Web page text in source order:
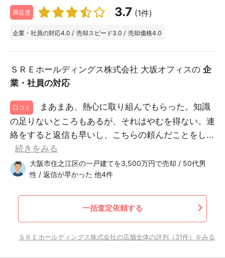
満足度 3.7 (1件)
企業・社員の対応4.0 / 売却スピード3.0 / 売却価格4.0
ＳＲＥホールディングス株式会社 大坂オフィスの 企
業・社員の対応
口コミ
まあまあ、熱心に取り組んでもらった。知識
の足りないところもあるが、それはやむを得ない。連
絡をすると返信も早いし、こちらの頼んだことをし...
続きをみる
大阪市住之江区の一戸建てを3,500万円で売却 / 50代男
性 / 返信が早かった 他4件
一括査定依頼する
ＳＲＥホールディングス株式会社の店舗全体の評判（31件）をみる